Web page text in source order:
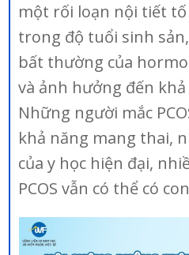
một rối loạn nội tiết
trong độ tuổi sinh
bất thường của
và ảnh hưởng đến
Những người mắc
khả năng mang thai,
của y học hiện đại,
PCOS vẫn có thể có